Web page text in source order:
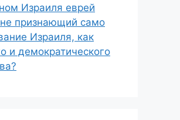
Израиля еврей
признающий само
Израиля, как
и демократического